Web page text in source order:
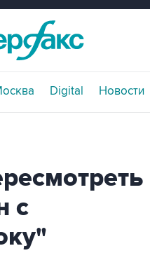
Digital Новости
с